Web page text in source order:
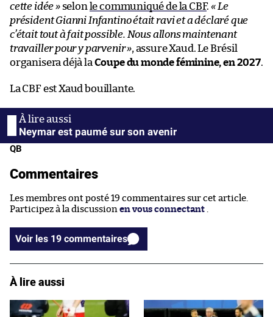
cette idée »selon le communiqué de la CBF.« Le
président Gianni Infantino était ravi et a déclaré que
c’était tout à fait possible. Nous allons maintenant
travailler pour y parvenir », assure Xaud. Le Brésil
organisera déjà la Coupe du monde féminine, en 2027.
La CBF est Xaud bouillante.
Neymar est paumé sur son avenir
QB
Commentaires
Les membres ont posté 19 commentaires sur cet article.
Participez à la discussion en vous connectant
Voir les 19 commentaires
À lire aussi